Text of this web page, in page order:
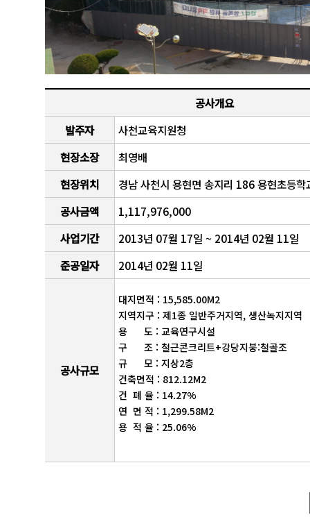
공사개요
발주자
사천교육지원청
현장소장
최영배
현장위치
경남 사천시 용현면 송지리 186 용현초등학
공사금액
1,117,976,000
사업기간
2013년 07월 17일 ~ 2014년 02월 11일
준공일자
2014년 02월 11일
공사규모
대지면적 : 15,585.00M2
지역지구 : 제1종 일반주거지역, 생산녹지지역
용 도 : 교육연구시설
구 조 : 철근콘크리트+강당지붕:철골조
규 모 : 지상2층
건축면적 : 812.12M2
건 폐 율 : 14.27%
연 면 적 : 1,299.58M2
용 적 율 : 25.06%